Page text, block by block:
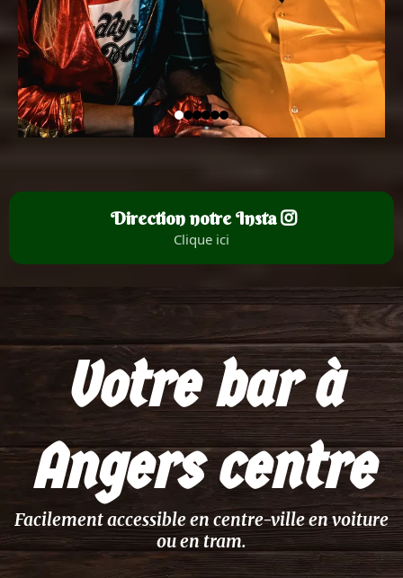
Direction notre Insta
Clique ici
Votre bar à
Angers centre
Facilement accessible en centre-ville en voiture
ou en tram.